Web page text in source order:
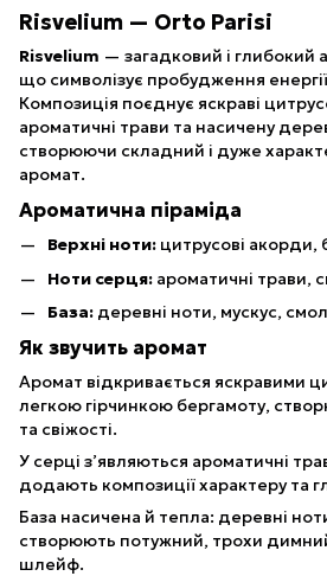
Risvelium — Orto Parisi
Risvelium — загадковий і глибокий
що символізує пробудження
Композиція поєднує яскраві
ароматичні трави та насичену
створюючи складний і дуже
аромат.
Ароматична піраміда
Верхні ноти: цитрусові акорди,
Ноти серця: ароматичні трави,
База: деревні ноти, мускус,
Як звучить аромат
Аромат відкривається яскравими
легкою гірчинкою бергамоту,
та свіжості.
У серці з’являються ароматичні
додають композиції характеру та
База насичена й тепла: деревні
створюють потужний, трохи
шлейф.